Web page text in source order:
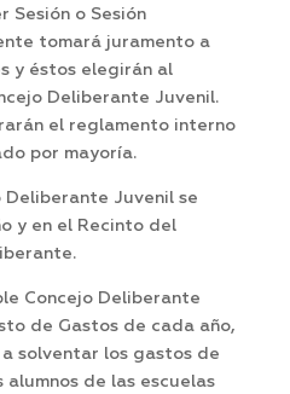
Sesión o Sesión
tomará juramento a
y éstos elegirán al
Deliberante Juvenil.
el reglamento interno
por mayoría.
Deliberante Juvenil se
y en el Recinto del
Concejo Deliberante
de Gastos de cada año,
solventar los gastos de
de las escuelas